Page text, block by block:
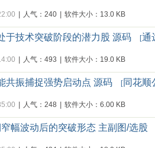
人气：240 软件大小：13.0 KB
于技术突破阶段的潜力股 源码 [通
人气：493 软件大小：19.0 KB
共振捕捉强势启动点 源码 [同花顺
人气：248 软件大小：6.00 KB
幅波动后的突破形态 主副图/选股